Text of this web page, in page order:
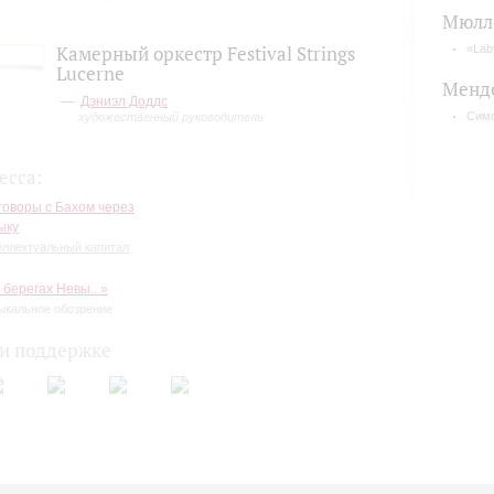
Камерный оркестр Festival Strings
Lucerne
Дэниэл Доддс
художественный руководитель
с Бахом через
капитал
Невы...»
обозрение